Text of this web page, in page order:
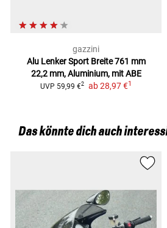
gazzini
Alu Lenker Sport Breite 761 mm
22,2 mm, Aluminium, mit ABE
UVP 59,99 €2 ab 28,97 €1
Das könnte dich auch